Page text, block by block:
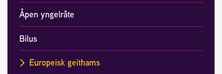
Dampsagveien 14
2004 Lillestrøm
TEL 63 94 20 80
post@norbi.no
Åpen yngelråte
Bilus
Europeisk geithams